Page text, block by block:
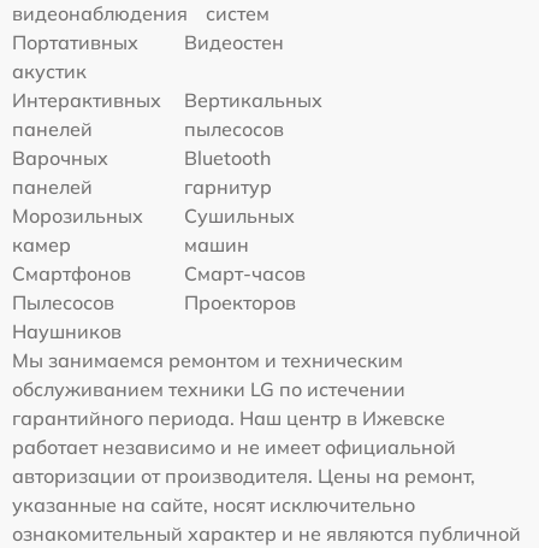
видеонаблюдения
систем
Портативных
акустик
Видеостен
Интерактивных
панелей
Вертикальных
пылесосов
Варочных
панелей
Bluetooth
гарнитур
Морозильных
камер
Сушильных
машин
Смартфонов
Смарт-часов
Пылесосов
Проекторов
Наушников
Мы занимаемся ремонтом и техническим
обслуживанием техники LG по истечении
гарантийного периода. Наш центр в Ижевске
работает независимо и не имеет официальной
авторизации от производителя. Цены на ремонт,
указанные на сайте, носят исключительно
ознакомительный характер и не являются публичной